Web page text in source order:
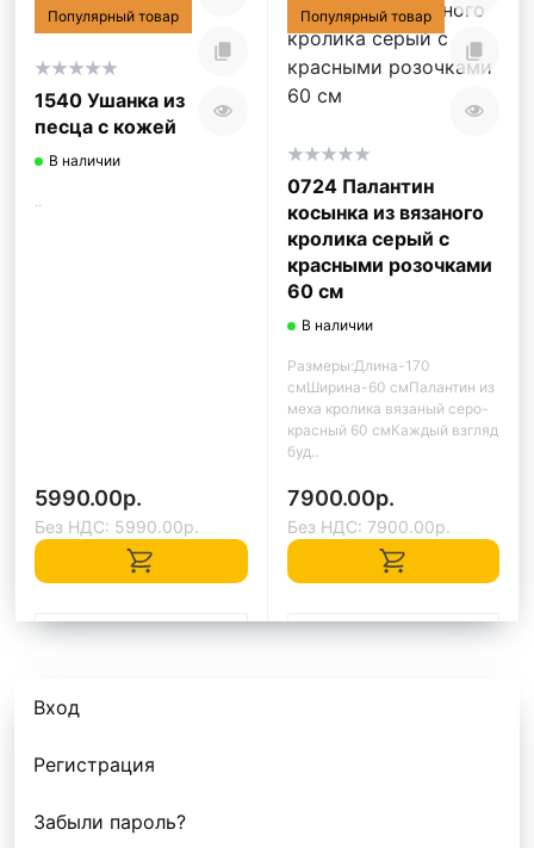
Популярный товар
1540 Ушанка из
песца с кожей
В наличии
5990.00р.
Без НДС: 5990.00р.
Быстрый заказ
Популярный товар
0724 Палантин
косынка из вязаного
кролика серый с
красными розочками
60 см
В наличии
Размеры:Длина-170
смШирина-60 смПалантин из
меха кролика вязаный серо-
красный 60 смКаждый взгляд
буд..
7900.00р.
Без НДС: 7900.00р.
Вход
Регистрация
Забыли пароль?